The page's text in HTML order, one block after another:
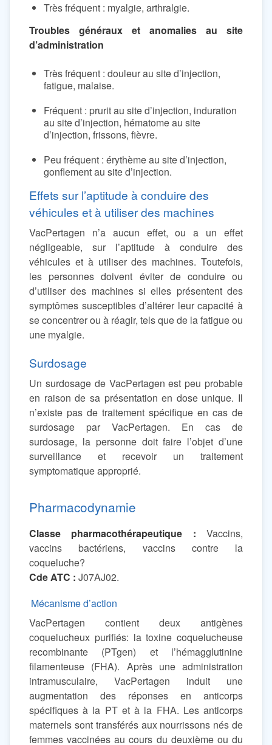
Très fréquent : myalgie, arthralgie.
Troubles généraux et anomalies au site
d’administration
Très fréquent : douleur au site d’injection,
fatigue, malaise.
Fréquent : prurit au site d’injection, induration
au site d’injection, hématome au site
d’injection, frissons, fièvre.
Peu fréquent : érythème au site d’injection,
gonflement au site d’injection.
Effets sur l’aptitude à conduire des
véhicules et à utiliser des machines
VacPertagen n’a aucun effet, ou a un effet
négligeable, sur l’aptitude à conduire des
véhicules et à utiliser des machines. Toutefois,
les personnes doivent éviter de conduire ou
d’utiliser des machines si elles présentent des
symptômes susceptibles d’altérer leur capacité à
se concentrer ou à réagir, tels que de la fatigue ou
une myalgie.
Surdosage
Un surdosage de VacPertagen est peu probable
en raison de sa présentation en dose unique. Il
n’existe pas de traitement spécifique en cas de
surdosage par VacPertagen. En cas de
surdosage, la personne doit faire l’objet d’une
surveillance et recevoir un traitement
symptomatique approprié.
Pharmacodynamie
Classe pharmacothérapeutique : Vaccins,
vaccins bactériens, vaccins contre la
coqueluche?
Cde ATC : J07AJ02.
Mécanisme d’action
VacPertagen contient deux antigènes
coquelucheux purifiés: la toxine coquelucheuse
recombinante (PTgen) et l’hémagglutinine
filamenteuse (FHA). Après une administration
intramusculaire, VacPertagen induit une
augmentation des réponses en anticorps
spécifiques à la PT et à la FHA. Les anticorps
maternels sont transférés aux nourrissons nés de
femmes vaccinées au cours du deuxième ou du